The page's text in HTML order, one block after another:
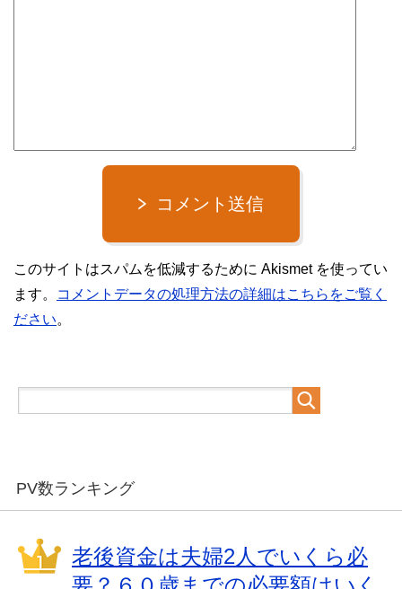
コメント送信
このサイトはスパムを低減するために Akismet を使ってい
ます。
コメントデータの処理方法の詳細はこちらをご覧く
ださい。
PV数ランキング
老後資金は夫婦2人でいくら必